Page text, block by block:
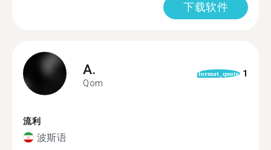
下载软件
A.
Qom
format_quote 1
流利
波斯语